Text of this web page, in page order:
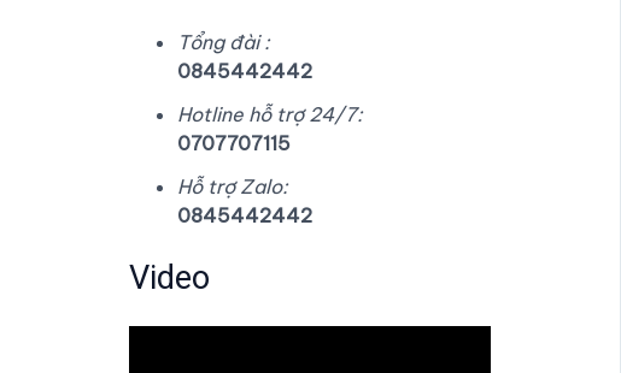
Tổng đài :
0845442442
Hotline hỗ trợ 24/7:
0707707115
Hỗ trợ Zalo:
0845442442
Video